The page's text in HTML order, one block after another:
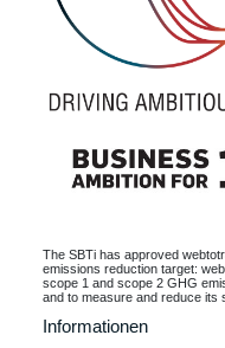
The SBTi has approved
emissions reduction target:
scope 1 and scope 2 GHG
and to measure and reduce its
Informationen